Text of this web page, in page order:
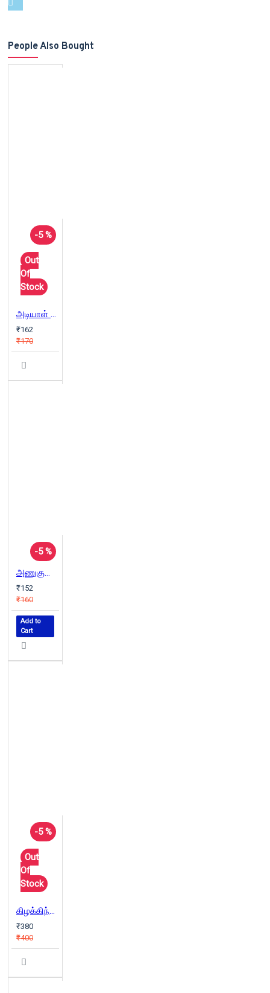
People Also Bought
-5 %
Out
Of
Stock
அடியாள் - ஓர் அரசியல் அடியாளின் வாக்குமூலம்
₹162
₹170
-5 %
அணுகுண்டின் அரசியல் வரலாறு
₹152
₹160
Add to
Cart
-5 %
Out
Of
Stock
கிழக்கிந்திய கம்பெனி: ஒரு வரலாறு
₹380
₹400